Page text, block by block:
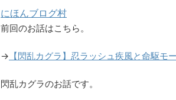
にほんブログ村
前回のお話はこちら。
→ 【閃乱カグラ】忍ラッシュ疾風と命駆
閃乱カグラのお話です。